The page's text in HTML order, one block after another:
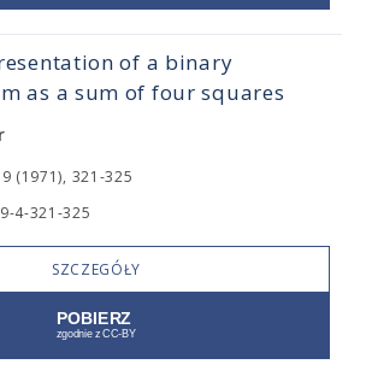
of a binary
as a sum of four squares
(1971), 321-325
4-321-325
SZCZEGÓŁY